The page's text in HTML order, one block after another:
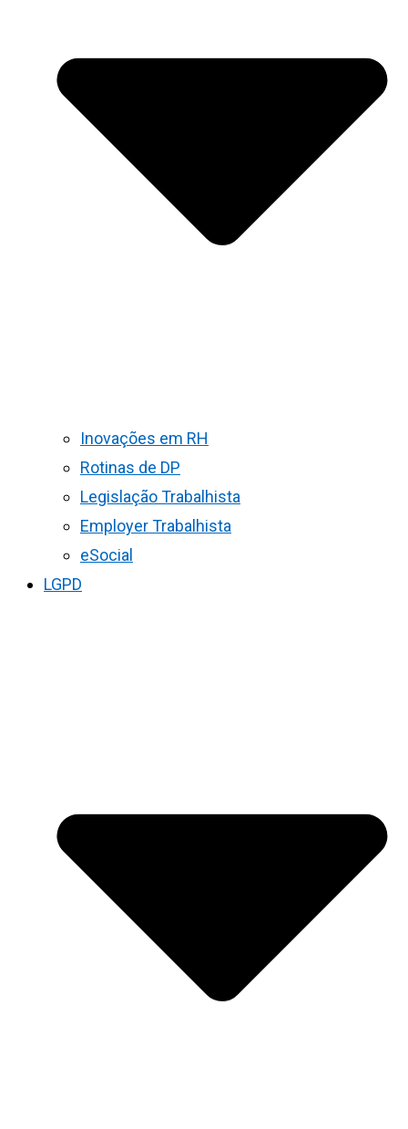
Inovações em RH
Rotinas de DP
Legislação Trabalhista
Employer Trabalhista
eSocial
LGPD